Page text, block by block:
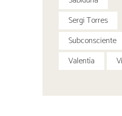
Sergi Torres
Subconsciente
Valentía